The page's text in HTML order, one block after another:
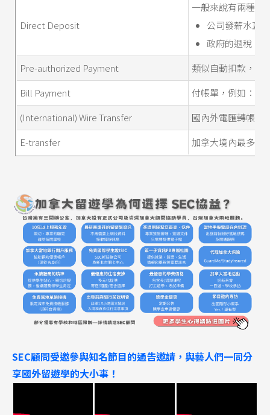
Direct Deposit
一般來說有兩種
公司發薪水直
政府的退稅、
Pre-authorized Payment
類似自動扣款，設
Bill Payment
付帳單，例如：水
(International) Wire Transfer
國內外電匯轉帳。
E-transfer
加拿大境內最多人
SEC顧問受邀參與知名節目的通告邀請，與藝人們一同分
享國外留遊學的大小事！